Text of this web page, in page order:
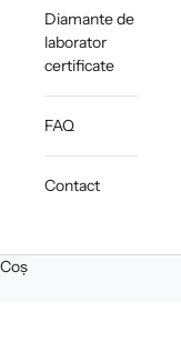
Diamante de
laborator
certificate
FAQ
Contact
Coș